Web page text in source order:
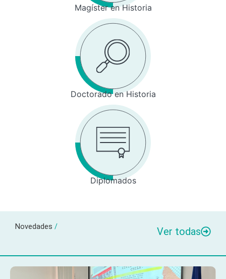
Magíster en Historia
Doctorado en Historia
Diplomados
Novedades / Ver todas